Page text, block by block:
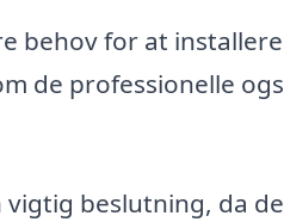
behov for at installere
de professionelle
beslutning, da